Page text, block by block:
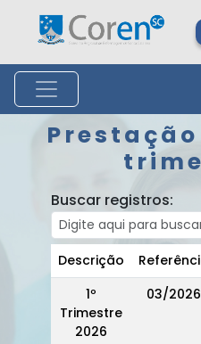
Buscar registros:
Descrição
1º
Trimestre
2026
03/2026